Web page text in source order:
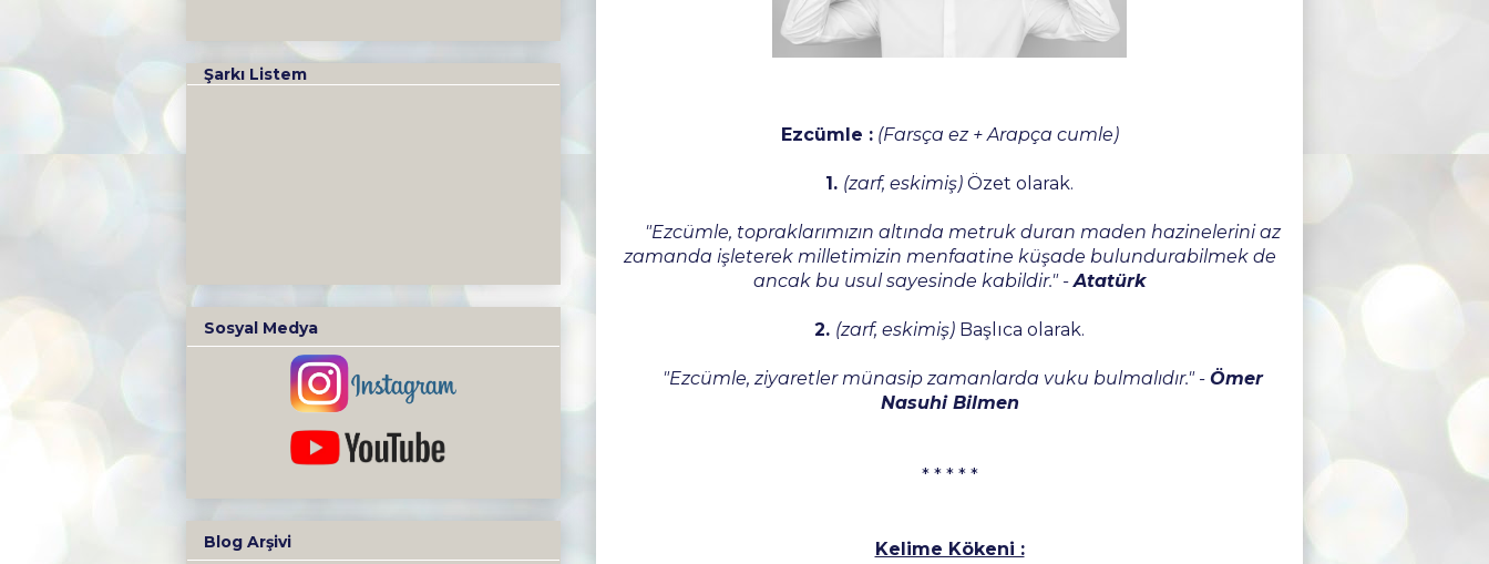
Ezcümle : (Farsça ez + Arapça cumle)
1. (zarf, eskimiş) Özet olarak.
"Ezcümle, topraklarımızın altında metruk duran maden hazinelerini az
zamanda işleterek milletimizin menfaatine küşade bulundurabilmek de
ancak bu usul sayesinde kabildir." -Atatürk
2. (zarf, eskimiş) Başlıca olarak.
"Ezcümle, ziyaretler münasip zamanlarda vuku bulmalıdır." - Ömer
Nasuhi Bilmen
* * * * *
Kelime Kökeni :
Şarkı Listem
Sosyal Medya
Blog Arşivi